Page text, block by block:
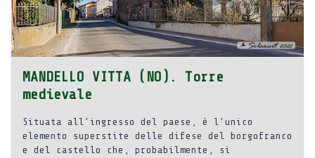
MANDELLO VITTA (NO). Torre
medievale
Situata all’ingresso del paese, è l’unico
elemento superstite delle difese del borgofranco
e del castello che, probabilmente, si